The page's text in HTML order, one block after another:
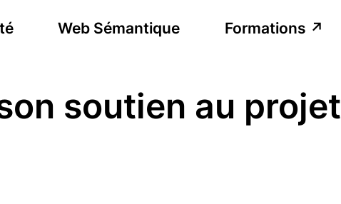
Web Sémantique Formations
soutien au projet